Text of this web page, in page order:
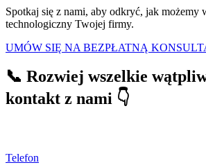
Spotkaj się z nami, aby odkryć, jak możemy
technologiczny Twojej firmy.
UMÓW SIĘ NA BEZPŁATNĄ
📞 Rozwiej wszelkie
kontakt z nami 👇
Telefon